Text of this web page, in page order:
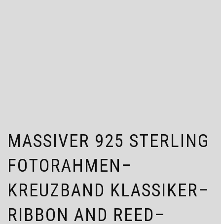
MASSIVER 925 STERLING
FOTORAHMEN–
KREUZBAND KLASSIKER–
RIBBON AND REED–